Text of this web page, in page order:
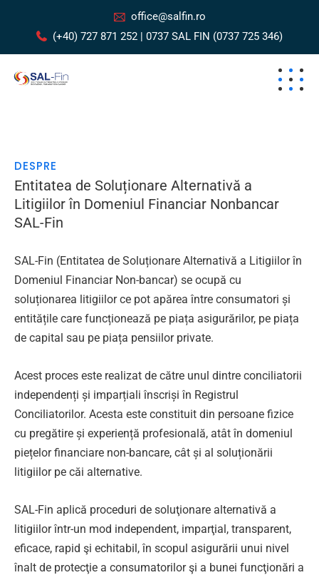
office@salfin.ro
(+40) 727 871 252 | 0737 SAL FIN (0737 725 346)
DESPRE
Entitatea de Soluționare Alternativă a
Litigiilor în Domeniul Financiar Nonbancar
SAL-Fin
SAL-Fin (Entitatea de Soluționare Alternativă a Litigiilor în
Domeniul Financiar Non-bancar) se ocupă cu
soluționarea litigiilor ce pot apărea între consumatori și
entitățile care funcționează pe piața asigurărilor, pe piața
de capital sau pe piața pensiilor private.
Acest proces este realizat de către unul dintre conciliatorii
independenți și imparțiali înscriși în Registrul
Conciliatorilor. Acesta este constituit din persoane fizice
cu pregătire și experiență profesională, atât în domeniul
piețelor financiare non-bancare, cât și al soluționării
litigiilor pe căi alternative.
SAL-Fin aplică proceduri de soluţionare alternativă a
litigiilor într-un mod independent, imparţial, transparent,
eficace, rapid şi echitabil, în scopul asigurării unui nivel
înalt de protecţie a consumatorilor şi a bunei funcţionări a